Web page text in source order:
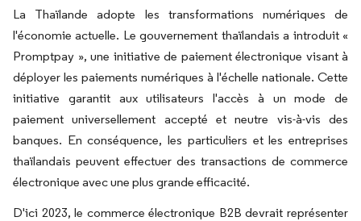
La Thaïlande adopte les transformations numériques de
l'économie actuelle. Le gouvernement thaïlandais a introduit «
Promptpay », une initiative de paiement électronique visant à
déployer les paiements numériques à l'échelle nationale. Cette
initiative garantit aux utilisateurs l'accès à un mode de
paiement universellement accepté et neutre vis-à-vis des
banques. En conséquence, les particuliers et les entreprises
thaïlandais peuvent effectuer des transactions de commerce
électronique avec une plus grande efficacité.
D'ici 2023, le commerce électronique B2B devrait représenter